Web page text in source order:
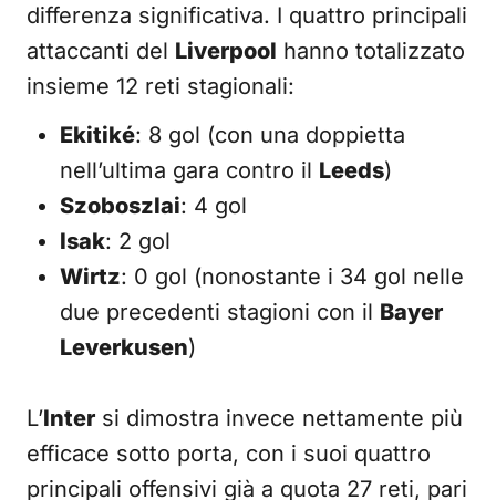
differenza significativa. I quattro principali
attaccanti del Liverpool hanno totalizzato
insieme 12 reti stagionali:
Ekitiké: 8 gol (con una doppietta
nell’ultima gara contro il Leeds)
Szoboszlai: 4 gol
Isak: 2 gol
Wirtz: 0 gol (nonostante i 34 gol nelle
due precedenti stagioni con il Bayer
Leverkusen)
L’Inter si dimostra invece nettamente più
efficace sotto porta, con i suoi quattro
principali offensivi già a quota 27 reti, pari